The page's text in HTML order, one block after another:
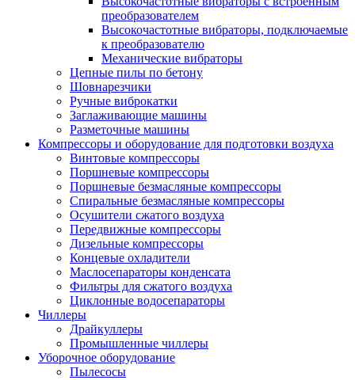
преобразователем
Высокочастотные вибраторы, подключаемые
к преобразователю
Механические вибраторы
Цепные пилы по бетону
Шовнарезчики
Ручные виброкатки
Заглаживающие машины
Разметочные машины
Компрессоры и оборудование для подготовки воздуха
Винтовые компрессоры
Поршневые компрессоры
Поршневые безмасляные компрессоры
Спиральные безмасляные компрессоры
Осушители сжатого воздуха
Передвижные компрессоры
Дизельные компрессоры
Концевые охладители
Маслосепараторы конденсата
Фильтры для сжатого воздуха
Циклонные водосепараторы
Чиллеры
Драйкуллеры
Промышленные чиллеры
Уборочное оборудование
Пылесосы